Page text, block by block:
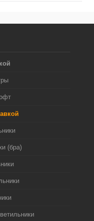
(бра)